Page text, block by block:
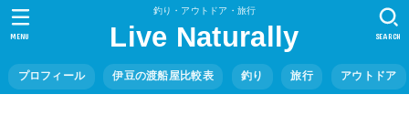
釣り・アウトドア・旅行
Live Naturally
プロフィール 伊豆の渡船屋比較表 釣り 旅行 アウトドア
SEARCH
MENU